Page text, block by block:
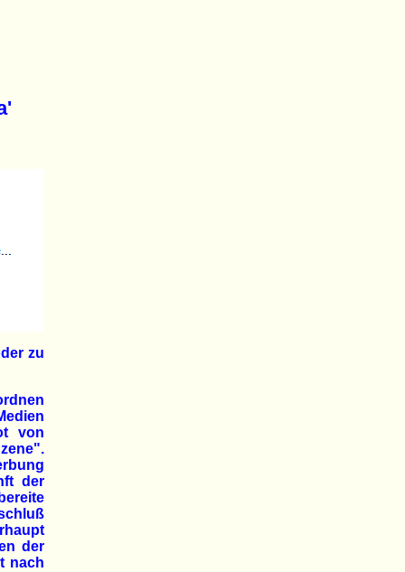
zu
von
der
der
nach